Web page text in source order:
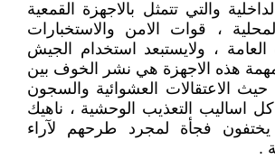
والتي تتمثل بالاجهزة القمعية
، قوات الامن والاستخبارات
العامة ، ولايستبعد استخدام الجيش
هذه الاجهزة هي نشر الخوف بين
الاعتقالات العشوائية والسجون
اساليب التعذيب الوحشية ، ناهيك
فجأة لمجرد طرحهم لآراء
.